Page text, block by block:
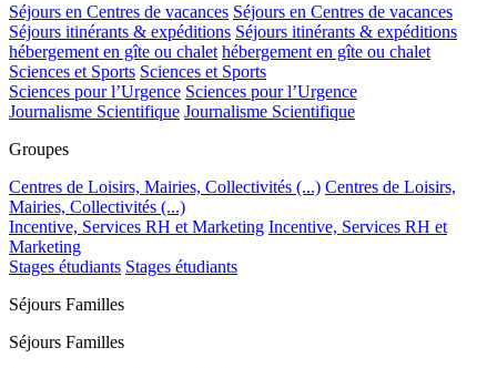
Séjours en Centres de vacances Séjours en Centres de vacances
Séjours itinérants & expéditions Séjours itinérants & expéditions
hébergement en gîte ou chalet hébergement en gîte ou chalet
Sciences et Sports Sciences et Sports
Sciences pour l’Urgence Sciences pour l’Urgence
Journalisme Scientifique Journalisme Scientifique
Groupes
Centres de Loisirs, Mairies, Collectivités (...) Centres de Loisirs,
Mairies, Collectivités (...)
Incentive, Services RH et Marketing Incentive, Services RH et
Marketing
Stages étudiants Stages étudiants
Séjours Familles
Séjours Familles